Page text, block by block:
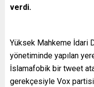
verdi.
Yüksek Mahkeme İdari
yönetiminde yapılan
İslamafobik bir tweet
gerekçesiyle Vox